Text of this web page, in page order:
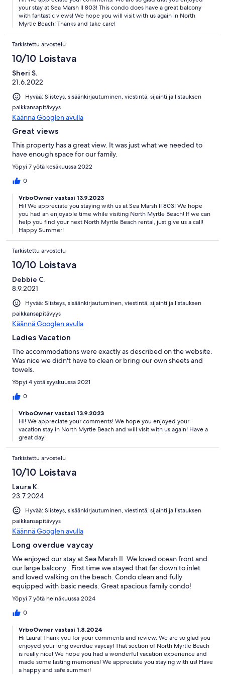
your stay at Sea Marsh II 803! This condo does have a great balcony
with fantastic views! We hope you will visit with us again in North
Myrtle Beach! Thanks and take care!
Tarkistettu arvostelu
10/10 Loistava
Sheri S.
21.6.2022
Hyvää: Siisteys, sisäänkirjautuminen, viestintä, sijainti ja listauksen
paikkansapitävyys
Käännä Googlen avulla
Great views
This property has a great view. It was just what we needed to
have enough space for our family.
Yöpyi 7 yötä kesäkuussa 2022
0
VrboOwner vastasi 13.9.2023
Hi! We appreciate you staying with us at Sea Marsh II 803! We hope
you had an enjoyable time while visiting North Myrtle Beach! If we can
help you find your next North Myrtle Beach rental, just give us a call!
Happy Summer!
Tarkistettu arvostelu
10/10 Loistava
Debbie C.
8.9.2021
Hyvää: Siisteys, sisäänkirjautuminen, viestintä, sijainti ja listauksen
paikkansapitävyys
Käännä Googlen avulla
Ladies Vacation
The accommodations were exactly as described on the website.
Was nice we didn't have to clean or bring our own sheets and
towels.
Yöpyi 4 yötä syyskuussa 2021
0
VrboOwner vastasi 13.9.2023
Hi! We appreciate your comments! We hope you enjoyed your
vacation stay in North Myrtle Beach and will visit with us again! Have a
great day!
Tarkistettu arvostelu
10/10 Loistava
Laura K.
23.7.2024
Hyvää: Siisteys, sisäänkirjautuminen, viestintä, sijainti ja listauksen
paikkansapitävyys
Käännä Googlen avulla
Long overdue vaycay
We enjoyed our stay at Sea Marsh II. We loved ocean front and
our large balcony . First time we stayed that far down to inlet
and loved walking on the beach. Condo clean and fully
equipped with basic needs. Great spacious family condo!
Yöpyi 7 yötä heinäkuussa 2024
0
VrboOwner vastasi 1.8.2024
Hi Laura! Thank you for your comments and review. We are so glad you
enjoyed your long overdue vaycay! That section of North Myrtle Beach
is really nice! We hope you had a wonderful vacation experience and
made some lasting memories! We appreciate you staying with us! Have
a happy and safe summer!